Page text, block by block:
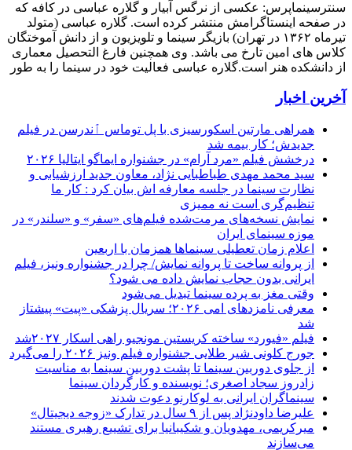
سنترسینماپرس: عکسی از نرگس آبیار و گلاره عباسی در کافه که
در صفحه اینستاگرامش منتشر کرده است. گلاره عباسی (متولد
تیرماه ۱۳۶۲ در تهران) بازیگر سینما و تلویزیون و از دانش آموختگان
کلاس های امین تارخ می باشد. وی همچنین فارغ التحصیل معماری
از دانشکده هنر است.گلاره عباسی فعالیت خود در سینما را به طور
آخرین اخبار
همراهی مارتین اسکورسیزی با پل توماس ٱندرسن در فیلم
جدیدش؛ کار بیمه شد
درخشش فیلم «مرد آرام» در جشنواره ایماگو ایتالیا ۲۰۲۶
سید محمد مهدی طباطبایی نژاد، معاون جدید ارزشیابی و
نظارت سینما در جلسه معارفه اش بیان کرد : کار ما
تنظیم‌گری است نه ممیزی
نمایش نسخه‌های مرمت‌شده فیلم‌های «سفر» و «سلندر» در
موزه سینمای ایران
اعلام زمان تعطیلی سینماها همزمان با اربعین
از پروانه ساخت تا پروانه نمایش/ چرا در جشنواره ونیز، فیلم
ایرانی بدون حجاب نمایش داده می شود؟
وقتی مغز به پرده سینما تبدیل می‌شود
معرفی نامزدهای امی ۲۰۲۶؛ سریال پزشکی «پیت» پیشتاز
شد
فیلم «فیورد» ساخته کریستین مونجیو راهی اسکار ۲۰۲۷شد
جورج کلونی شیر طلایی جشنواره فیلم ونیز ۲۰۲۶ را می‌گیرد
از جلوی دوربین سینما تا پشت دوربین سینما به مناسبت
زادروز سجاد اصغری؛ نویسنده و کارگردان سینما
سینماگران ایرانی به لوکارنو دعوت شدند
علیرضا داودنژاد پس از ۹ سال در تدارک «زوجه دیجیتال»
میرکریمی، مهدویان و شکیبانیا برای تشییع رهبری مستند
می‌سازند